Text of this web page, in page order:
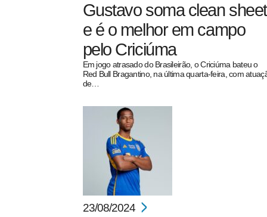
Gustavo soma clean sheet
e é o melhor em campo
pelo Criciúma
Em jogo atrasado do Brasileirão, o Criciúma bateu o
Red Bull Bragantino, na última quarta-feira, com
de…
23/08/2024